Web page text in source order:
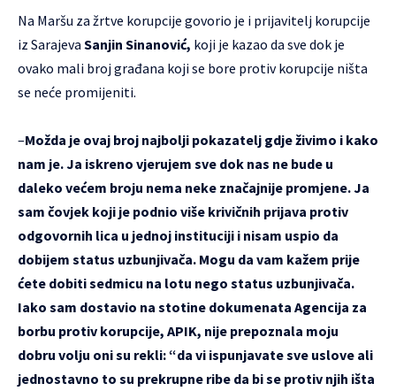
Na Maršu za žrtve korupcije govorio je i prijavitelj korupcije
iz Sarajeva Sanjin Sinanović, koji je kazao da sve dok je
ovako mali broj građana koji se bore protiv korupcije ništa
se neće promijeniti.
–Možda je ovaj broj najbolji pokazatelj gdje živimo i kako
nam je. Ja iskreno vjerujem sve dok nas ne bude u
daleko većem broju nema neke značajnije promjene. Ja
sam čovjek koji je podnio više krivičnih prijava protiv
odgovornih lica u jednoj instituciji i nisam uspio da
dobijem status uzbunjivača. Mogu da vam kažem prije
ćete dobiti sedmicu na lotu nego status uzbunjivača.
Iako sam dostavio na stotine dokumenata Agencija za
borbu protiv korupcije, APIK, nije prepoznala moju
dobru volju oni su rekli: “da vi ispunjavate sve uslove ali
jednostavno to su prekrupne ribe da bi se protiv njih išta